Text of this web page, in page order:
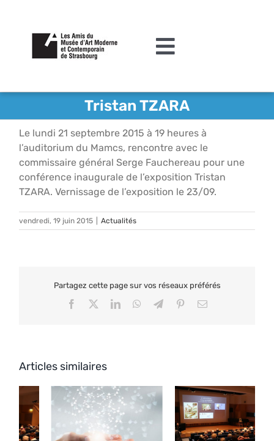
contenu
Toggle
L’association
Agenda
Actualités
Acquisitions et mécénat
Editions
Tristan TZARA
Le lundi 21 septembre 2015 à 19 heures à
l’auditorium du Mamcs, rencontre avec le
commissaire général Serge Fauchereau pour une
conférence inaugurale de l’exposition Tristan
TZARA. Vernissage de l’exposition le 23/09.
vendredi, 19 juin 2015 Actualités
Partagez cette page sur vos réseaux préférés
Facebook LinkedInWhatsApp
TelegramPinterestEmail
Articles similaires